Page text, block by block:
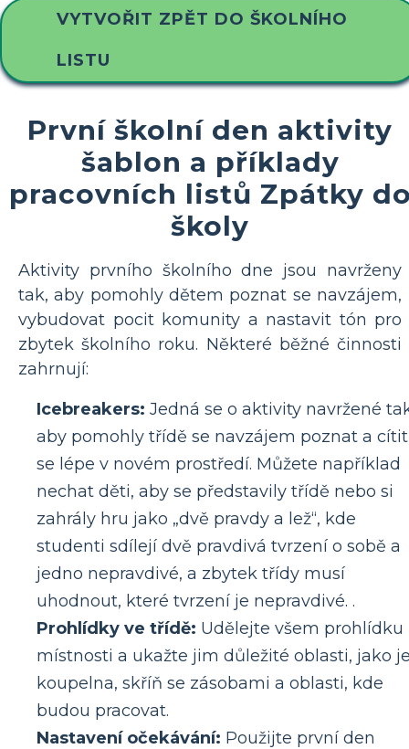
VYTVOŘIT ZPĚT DO ŠKOLNÍHO
LISTU
První školní den aktivity
šablon a příklady
pracovních listů Zpátky
školy
Aktivity prvního školního dne jsou navrženy
tak, aby pomohly dětem poznat se navzájem,
vybudovat pocit komunity a nastavit tón pro
zbytek školního roku. Některé běžné činnosti
zahrnují:
Icebreakers: Jedná se o aktivity navržené
aby pomohly třídě se navzájem poznat a cítit
se lépe v novém prostředí. Můžete například
nechat děti, aby se představily třídě nebo si
zahrály hru jako „dvě pravdy a lež“, kde
studenti sdílejí dvě pravdivá tvrzení o sobě a
jedno nepravdivé, a zbytek třídy musí
uhodnout, které tvrzení je nepravdivé. .
Prohlídky ve třídě: Udělejte všem prohlídku
místnosti a ukažte jim důležité oblasti, jako
koupelna, skříň se zásobami a oblasti, kde
budou pracovat.
Nastavení očekávání: Použijte první den